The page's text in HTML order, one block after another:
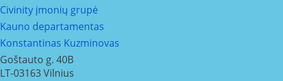
Civinity įmonių grupė
Kauno departamentas
Konstantinas Kuzminovas
Goštauto g. 40B
LT-03163Vilnius